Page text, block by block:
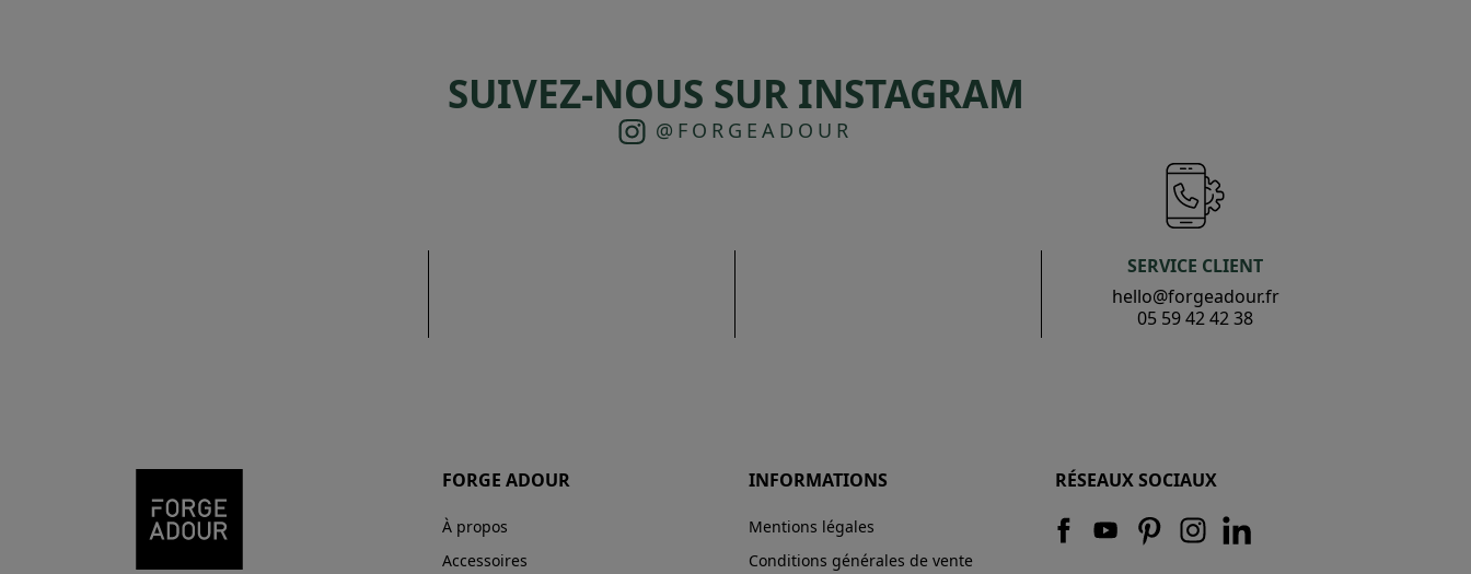
SUIVEZ-NOUS SUR INSTAGRAM
@FORGEADOUR
SERVICE CLIENT
hello@forgeadour.fr
05 59 42 42 38
FORGE ADOUR
À propos
Accessoires
INFORMATIONS
Mentions légales
Conditions générales de vente
RÉSEAUX SOCIAUX